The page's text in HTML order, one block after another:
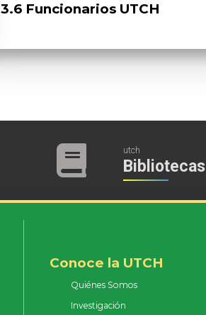
3.6 Funcionarios UTCH
utch
Bibliotecas
Conoce la UTCH
Quiénes Somos
Investigación